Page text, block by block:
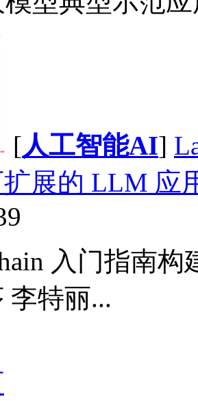
[人工智能AI]
展的 LLM 应
入门指南
李特丽...